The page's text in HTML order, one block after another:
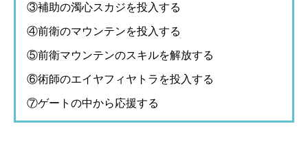
③補助の濁心スカジを投入する
④前衛のマウンテンを投入する
⑤前衛マウンテンのスキルを解放する
⑥術師のエイヤフィヤトラを投入する
⑦ゲートの中から応援する